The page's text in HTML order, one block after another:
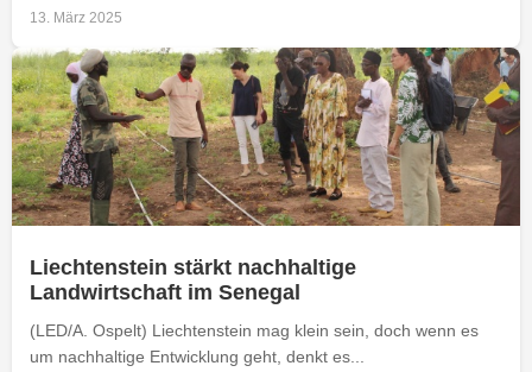
13. März 2025
Liechtenstein stärkt nachhaltige
Landwirtschaft im Senegal
(LED/A. Ospelt) Liechtenstein mag klein sein, doch wenn es
um nachhaltige Entwicklung geht, denkt es...